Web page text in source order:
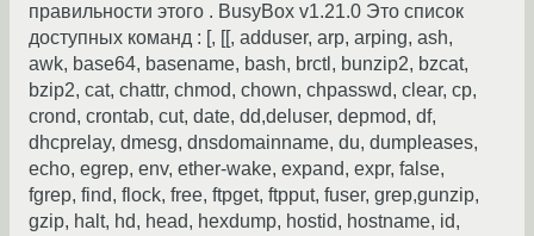
правильности этого . BusyBox v1.21.0 Это список
доступных команд : [, [[, adduser, arp, arping, ash,
awk, base64, basename, bash, brctl, bunzip2, bzcat,
bzip2, cat, chattr, chmod, chown, chpasswd, clear, cp,
crond, crontab, cut, date, dd,deluser, depmod, df,
dhcprelay, dmesg, dnsdomainname, du, dumpleases,
echo, egrep, env, ether-wake, expand, expr, false,
fgrep, find, flock, free, ftpget, ftpput, fuser, grep,gunzip,
gzip, halt, hd, head, hexdump, hostid, hostname, id,